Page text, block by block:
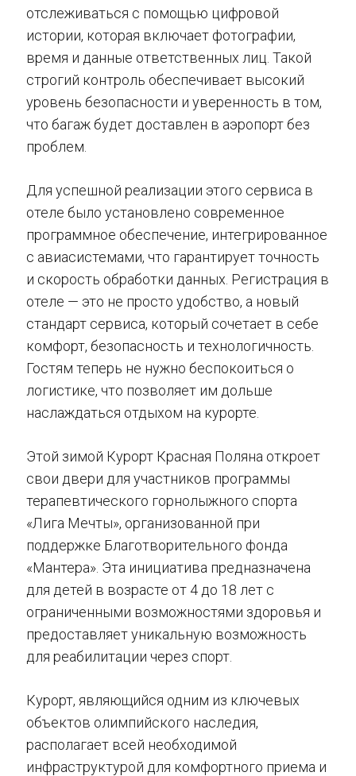
отслеживаться с помощью цифровой
истории, которая включает фотографии,
время и данные ответственных лиц. Такой
строгий контроль обеспечивает высокий
уровень безопасности и уверенность в том,
что багаж будет доставлен в аэропорт без
проблем.
Для успешной реализации этого сервиса в
отеле было установлено современное
программное обеспечение, интегрированное
с авиасистемами, что гарантирует точность
и скорость обработки данных. Регистрация в
отеле — это не просто удобство, а новый
стандарт сервиса, который сочетает в себе
комфорт, безопасность и технологичность.
Гостям теперь не нужно беспокоиться о
логистике, что позволяет им дольше
наслаждаться отдыхом на курорте.
Этой зимой Курорт Красная Поляна откроет
свои двери для участников программы
терапевтического горнолыжного спорта
«Лига Мечты», организованной при
поддержке Благотворительного фонда
«Мантера». Эта инициатива предназначена
для детей в возрасте от 4 до 18 лет с
ограниченными возможностями здоровья и
предоставляет уникальную возможность
для реабилитации через спорт.
Курорт, являющийся одним из ключевых
объектов олимпийского наследия,
располагает всей необходимой
инфраструктурой для комфортного приема и